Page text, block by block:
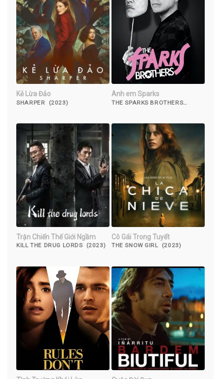
Kẻ Lừa Đảo
SHARPER (2023)
Anh em Sparks
THE SPARKS BROTHERS
Trận Chiến Thế Giới Ngầm
KILL THE DRUG LORDS (2023)
Cô Gái Trong Tuyết
THE SNOW GIRL (2023)